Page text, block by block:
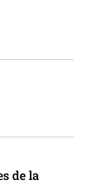
de la